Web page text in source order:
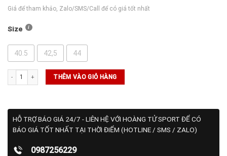
Giá để tham khảo, Zalo/SMS/Call để có giá tốt nhất
Size
40.5 42,5 44
Giày Nike Vapor 12 (IV4090-022) số lượng
THÊM VÀO GIỎ HÀNG
HỖ TRỢ BÁO GIÁ 24/7 - LIÊN HỆ VỚI HOÀNG TỬ SPORT ĐỂ CÓ
BÁO GIÁ TỐT NHẤT TẠI THỜI ĐIỂM (HOTLINE / SMS / ZALO)
0987256229